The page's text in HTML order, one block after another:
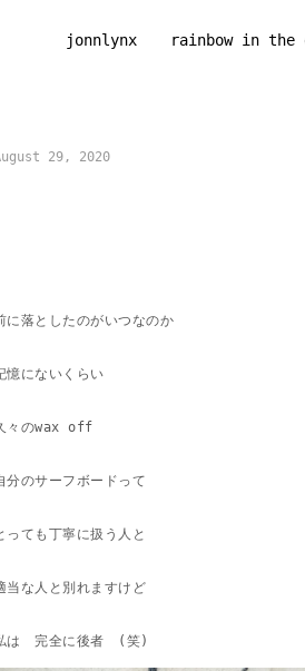
jonnlynx rainbow in the
29, 2020
に落としたのがいつなのか
憶にないくらい
々のwax off
分のサーフボードって
っても丁寧に扱う人と
当な人と別れますけど
は 完全に後者 (笑)